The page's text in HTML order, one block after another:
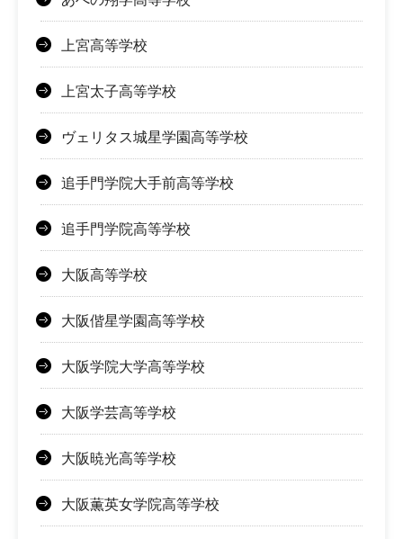
上宮高等学校
上宮太子高等学校
ヴェリタス城星学園高等学校
追手門学院大手前高等学校
追手門学院高等学校
大阪高等学校
大阪偕星学園高等学校
大阪学院大学高等学校
大阪学芸高等学校
大阪暁光高等学校
大阪薫英女学院高等学校